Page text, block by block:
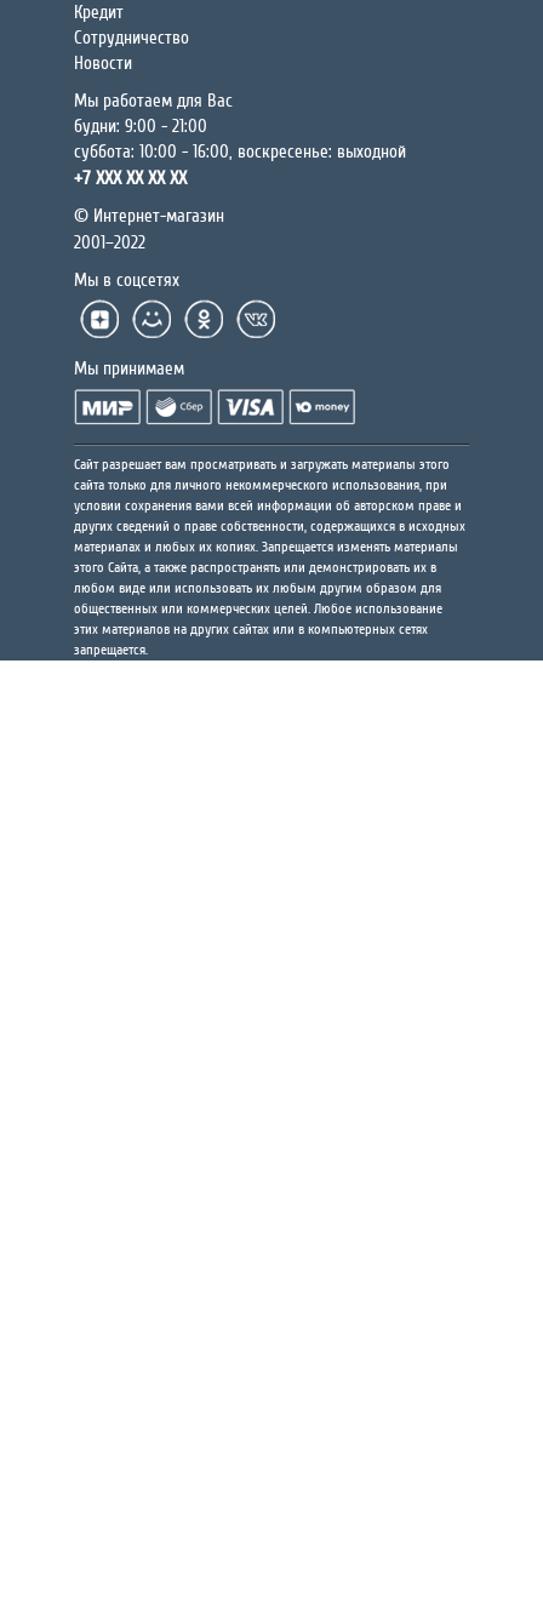
Кредит
Сотрудничество
Новости
Мы работаем для Вас
будни: 9:00 - 21:00
суббота: 10:00 - 16:00, воскресенье: выходной
+7 XXX XX XX XX
© Интернет-магазин
2001–2022
Мы в соцсетях
Мы принимаем
Сайт разрешает вам просматривать и загружать материалы этого
сайта только для личного некоммерческого использования, при
условии сохранения вами всей информации об авторском праве и
других сведений о праве собственности, содержащихся в исходных
материалах и любых их копиях. Запрещается изменять материалы
этого Сайта, а также распространять или демонстрировать их в
любом виде или использовать их любым другим образом для
общественных или коммерческих целей. Любое использование
этих материалов на других сайтах или в компьютерных сетях
запрещается.